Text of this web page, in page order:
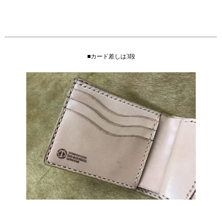
■カード差しは3段